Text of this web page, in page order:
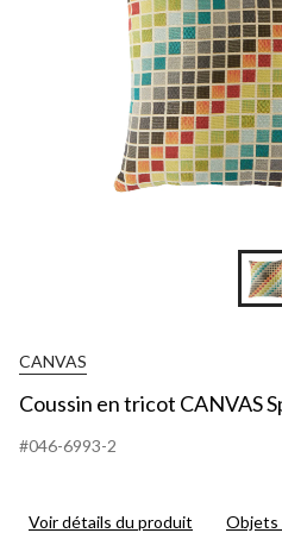
CANVAS
Coussin en tricot CANVAS
#046-6993-2
Voir détails du produit Objets